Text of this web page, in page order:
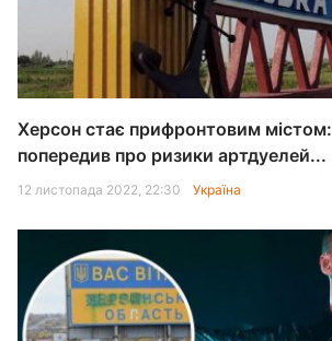
Херсон стає прифронтовим
попередив про ризики артдуелей...
12 листопада 2022, 22:30 Україна